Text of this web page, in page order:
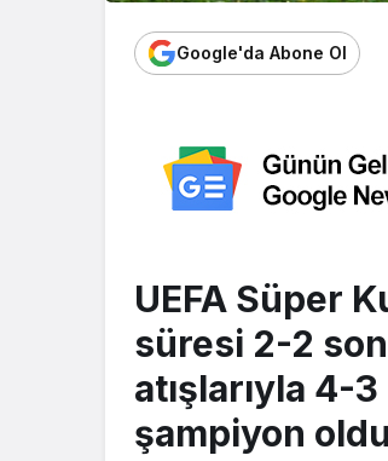
Google'da Abone Ol
UEFA Süper
süresi 2-2
atışlarıyla 4-
şampiyon